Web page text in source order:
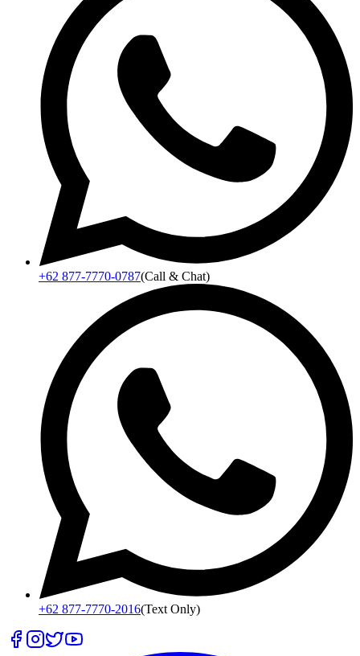
+62 877-7770-0787(Call & Chat)
+62 877-7770-2016(Text Only)